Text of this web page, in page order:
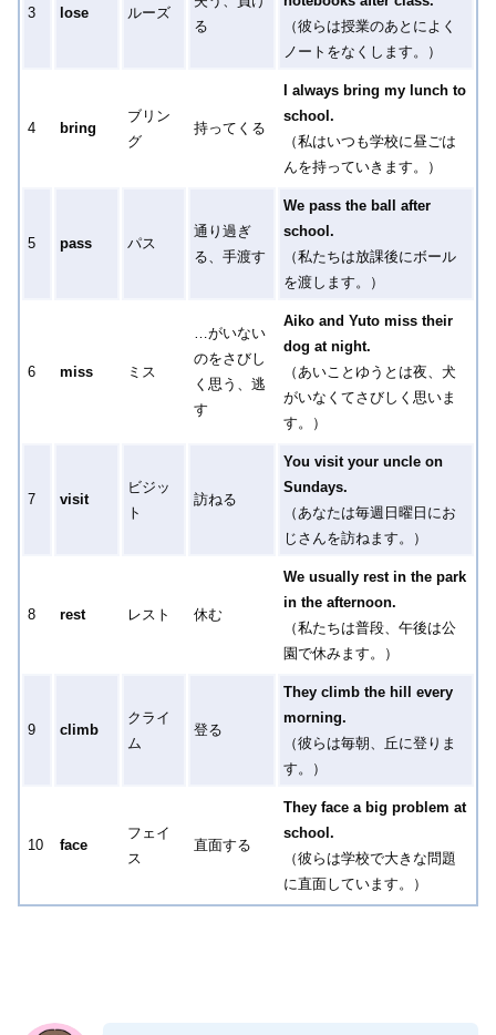
3 lose ルーズ
る
（彼らは授業のあとによく
ノートをなくします。）
4 bring
ブリン
グ
持ってくる
I always bring my lunch to
school.
（私はいつも学校に昼ごは
んを持っていきます。）
5 pass パス
通り過ぎ
る、手渡す
We pass the ball after
school.
（私たちは放課後にボール
を渡します。）
6 miss ミス
…がいない
のをさびし
く思う、逃
す
Aiko and Yuto miss their
dog at night.
（あいことゆうとは夜、犬
がいなくてさびしく思いま
す。）
7 visit
ビジッ
ト
訪ねる
You visit your uncle on
Sundays.
（あなたは毎週日曜日にお
じさんを訪ねます。）
8 rest レスト 休む
We usually rest in the park
in the afternoon.
（私たちは普段、午後は公
園で休みます。）
9 climb
クライ
ム
登る
They climb the hill every
morning.
（彼らは毎朝、丘に登りま
す。）
10 face
フェイ
ス
直面する
They face a big problem at
school.
（彼らは学校で大きな問題
に直面しています。）